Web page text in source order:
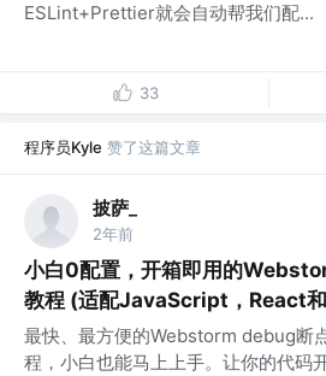
ESLint+Prettier就会自动帮我们配...
33
程序员Kyle 赞了这篇文章
披萨_
2年前
小白0配置，开箱即用的
教程 (适配JavaScript，React
最快、最方便的Webstorm debug断
程，小白也能马上上手。让你的代码